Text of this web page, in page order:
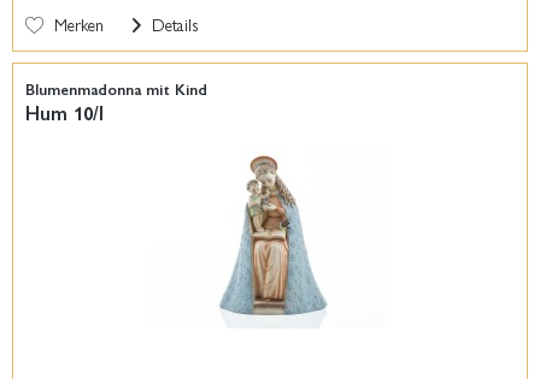
Merken Details
Blumenmadonna mit Kind
Hum 10/I